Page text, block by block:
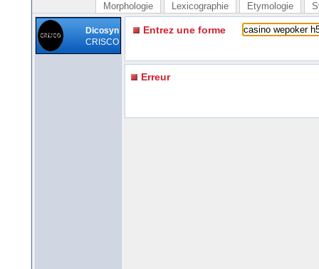
Morphologie Lexicographie Etymologie
Dicosyn
CRISCO
Entrez une forme
Erreur